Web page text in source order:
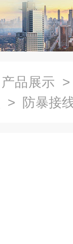
产品展示
> 防暴接